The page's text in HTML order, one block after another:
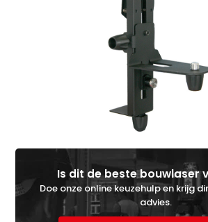
Is dit de beste bouwlaser
Doe onze online keuzehulp en krijg
advies.